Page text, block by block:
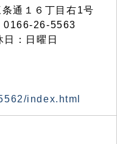
通１６丁目右1号
0166-26-5563
：日曜日
index.html